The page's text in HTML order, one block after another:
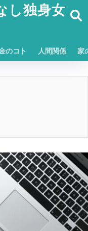
し独身女
のコト 人間関係 家